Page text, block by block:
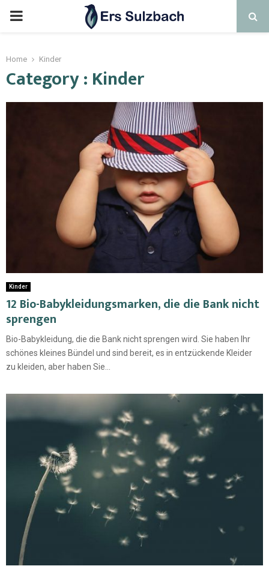
Home Kinder
Category : Kinder
Kinder
12 Bio-Babykleidungsmarken, die die Bank nicht
sprengen
Bio-Babykleidung, die die Bank nicht sprengen wird. Sie haben Ihr
schönes kleines Bündel und sind bereit, es in entzückende Kleider
zu kleiden, aber haben Sie...